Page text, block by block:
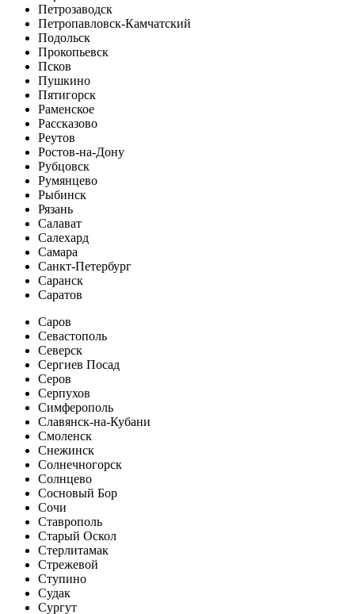
Петрозаводск
Петропавловск-Камчатский
Подольск
Прокопьевск
Псков
Пушкино
Пятигорск
Раменское
Рассказово
Реутов
Ростов-на-Дону
Рубцовск
Румянцево
Рыбинск
Рязань
Салават
Салехард
Самара
Санкт-Петербург
Саранск
Саратов
Саров
Севастополь
Северск
Сергиев Посад
Серов
Серпухов
Симферополь
Славянск-на-Кубани
Смоленск
Снежинск
Солнечногорск
Солнцево
Сосновый Бор
Сочи
Ставрополь
Старый Оскол
Стерлитамак
Стрежевой
Ступино
Судак
Сургут